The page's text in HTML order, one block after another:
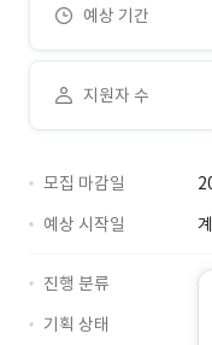
예상 기간
지원자 수
모집 마감일
예상 시작일
진행 분류
기획 상태